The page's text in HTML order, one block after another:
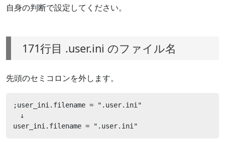
自身の判断で設定してください。
171行目 .user.ini のファイル名
先頭のセミコロンを外します。
;user_ini.filename = ".user.ini"
↓
user_ini.filename = ".user.ini"